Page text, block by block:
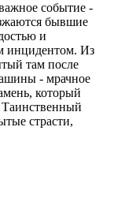
событие -
бывшие
и
инцидентом. Из
там после
- мрачное
который
страсти,